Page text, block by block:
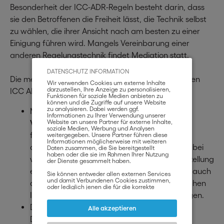
DATENSCHUTZ INFORMATION
Wir verwenden Cookies um externe Inhalte
darzustellen, Ihre Anzeige zu personalisieren,
Funktionen für soziale Medien anbieten zu
können und die Zugriffe auf unsere Website
zu analysieren. Dabei werden ggf.
Informationen zu Ihrer Verwendung unserer
Website an unsere Partner für externe Inhalte,
soziale Medien, Werbung und Analysen
weitergegeben. Unsere Partner führen diese
Informationen möglicherweise mit weiteren
Daten zusammen, die Sie bereitgestellt
haben oder die sie im Rahmen Ihrer Nutzung
der Dienste gesammelt haben.
Sie können entweder allen externen Services
und damit Verbundenen Cookies zustimmen,
oder lediglich jenen die für die korrekte
notwendig sind. Beachten Sie, dass bei der
Wahl der zweiten Möglichkeit ggf. nicht alle
Inhalte angezeigt werden können.
Alle akzeptieren
Besonderheit der ICC-ADR-Regeln besteht darin, dass
sie den Betroffenen die Freiheit lässt, die Technik selbst
zu wählen, die ihrer Ansicht nach am besten zu einer
Einigung führen wird. Mangels Vereinbarung einer
anderen Regelungstechnik findet Mediation statt.
Die meistgebrauchte Streitbeilegungsform unter den
ICC ADR-Regeln ist dieMediation:
Mediation ist eineprofessionelle
Verhandlungstechnikzur einvernehmlichen,
friedlichen und selbstbestimmten
außergerichtlichen Lösung von Konflikten. Dabei
wird nicht nur auf die unmittelbare Problemstellung
eingegangen, sondern im besonderen Maße auch
die langfristigen kommerziellen und persönlichen
Interessen beider Streitparteien mit einbezogen.
Der Mediator ist ein neutraler, allparteilicher
Dritter, der den Parteien neue und